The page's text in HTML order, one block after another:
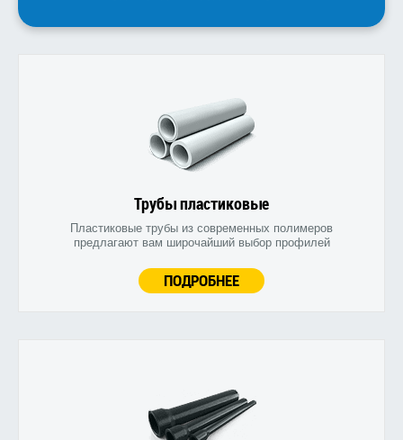
Трубы пластиковые
Пластиковые трубы из современных полимеров
предлагают вам широчайший выбор профилей
ПОДРОБНЕЕ